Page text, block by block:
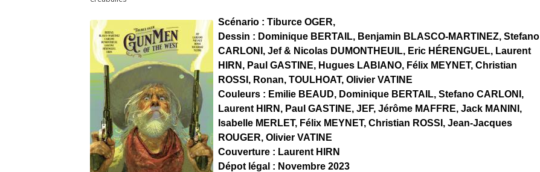
Scénario : Tiburce OGER,
Dessin : Dominique BERTAIL, Benjamin BLASCO-MARTINEZ, Stefano
CARLONI, Jef & Nicolas DUMONTHEUIL, Eric HÉRENGUEL, Laurent
HIRN, Paul GASTINE, Hugues LABIANO, Félix MEYNET, Christian
ROSSI, Ronan, TOULHOAT, Olivier VATINE
Couleurs : Emilie BEAUD, Dominique BERTAIL, Stefano CARLONI,
Laurent HIRN, Paul GASTINE, JEF, Jérôme MAFFRE, Jack MANINI,
Isabelle MERLET, Félix MEYNET, Christian ROSSI, Jean-Jacques
ROUGER, Olivier VATINE
Couverture : Laurent HIRN
Dépot légal : Novembre 2023